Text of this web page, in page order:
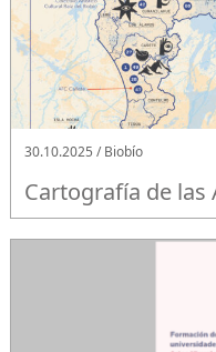
30.10.2025 / Biobío
Cartografía de las